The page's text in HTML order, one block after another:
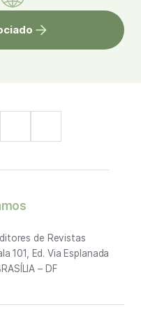
de Revistas
101, Ed. Via Esplanada
– DF